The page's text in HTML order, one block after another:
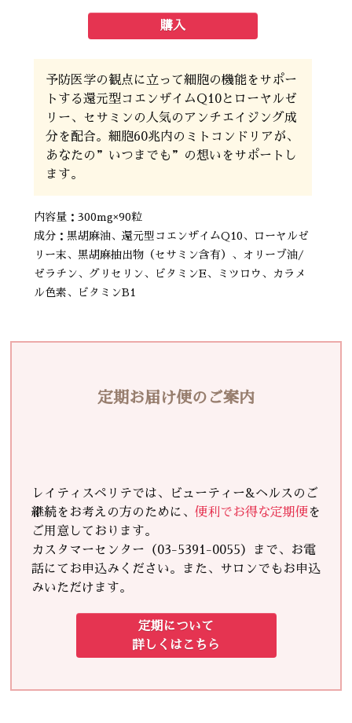
購入
予防医学の観点に立って細胞の機能をサポー
トする還元型コエンザイムQ10とローヤルゼ
リー、セサミンの人気のアンチエイジング成
分を配合。細胞60兆内のミトコンドリアが、
あなたの”いつまでも”の想いをサポートし
ます。
内容量：300mg×90粒
成分：黒胡麻油、還元型コエンザイムQ10、ローヤルゼ
リー末、黒胡麻抽出物（セサミン含有）、オリーブ油/
ゼラチン、グリセリン、ビタミンE、ミツロウ、カラメ
ル色素、ビタミンB1
定期お届け便のご案内
レイティスペリテでは、ビューティー&ヘルスのご
継続をお考えの方のために、 便利でお得な定期便 を
ご用意しております。
カスタマーセンター（03-5391-0055）まで、お電
話にてお申込みください。また、サロンでもお申込
みいただけます。
定期について
詳しくはこちら